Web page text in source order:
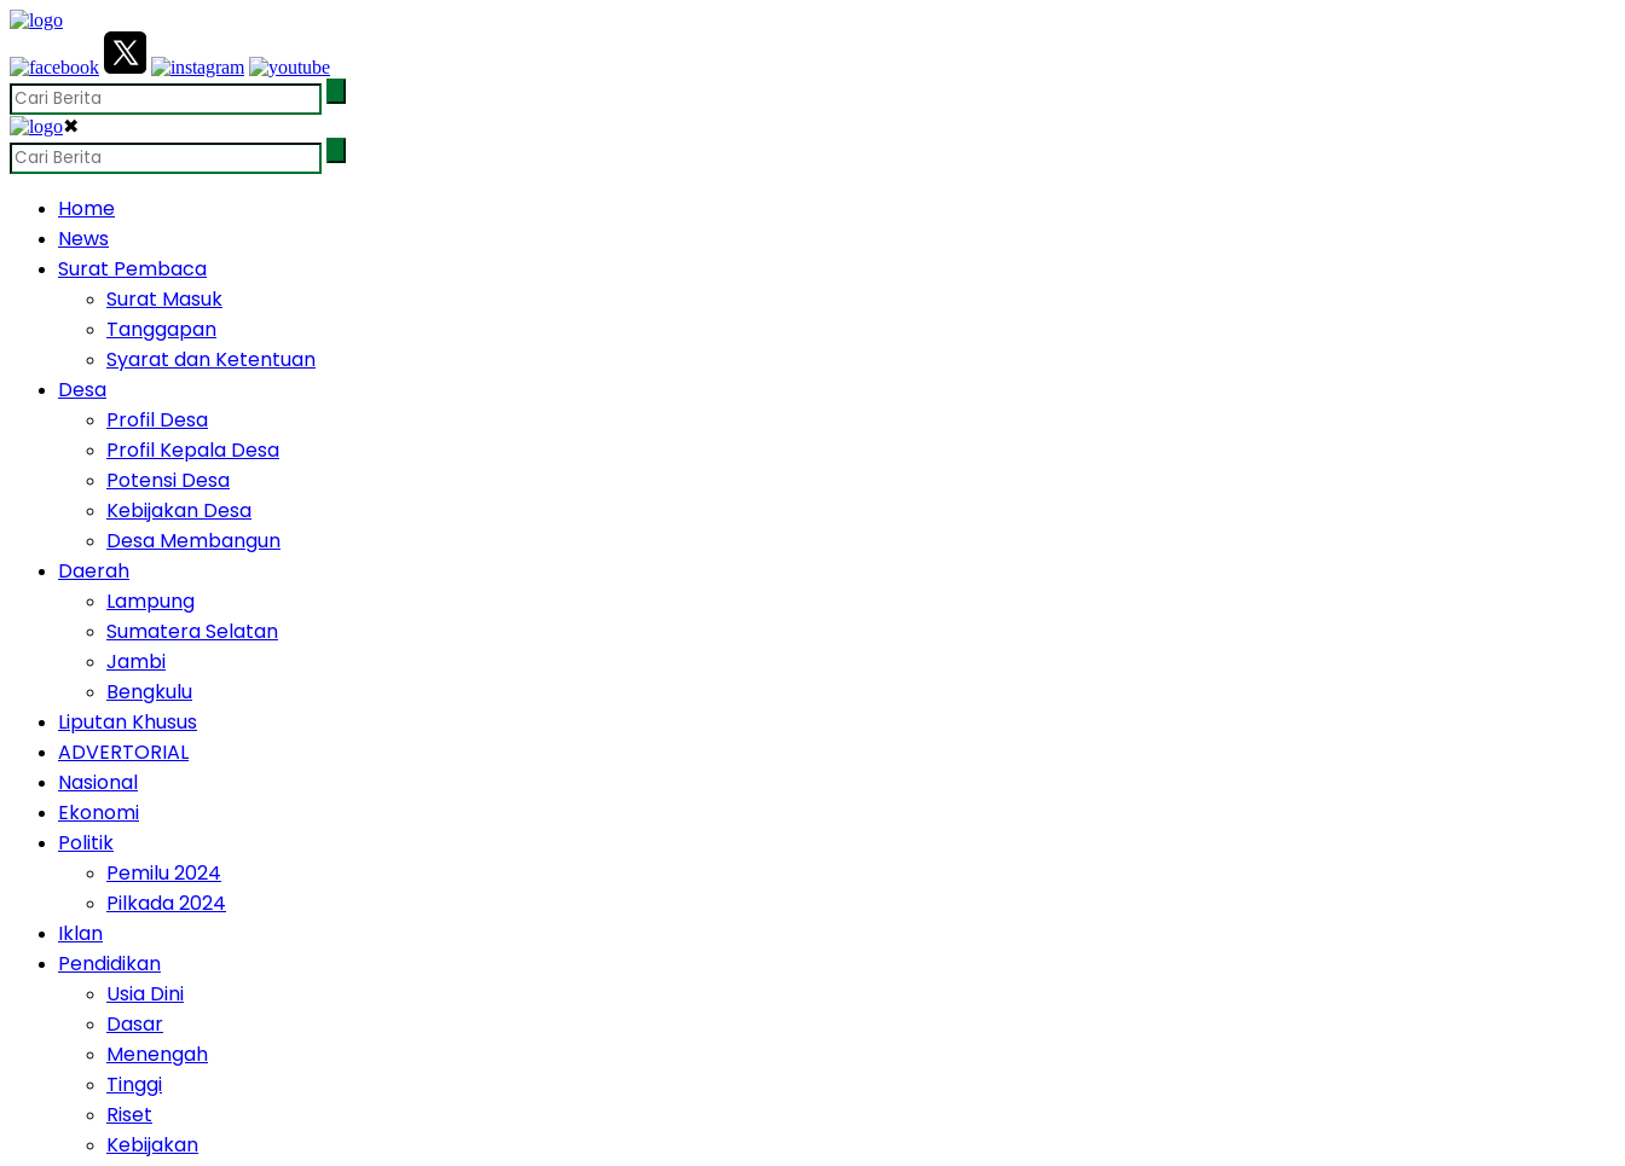
✖
Home
News
Surat Pembaca
Surat Masuk
Tanggapan
Syarat dan Ketentuan
Desa
Profil Desa
Profil Kepala Desa
Potensi Desa
Kebijakan Desa
Desa Membangun
Daerah
Lampung
Sumatera Selatan
Jambi
Bengkulu
Liputan Khusus
ADVERTORIAL
Nasional
Ekonomi
Politik
Pemilu 2024
Pilkada 2024
Iklan
Pendidikan
Usia Dini
Dasar
Menengah
Tinggi
Riset
Kebijakan